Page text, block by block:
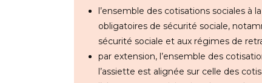
l’ensemble des cotisations sociales à
obligatoires de sécurité sociale,
sécurité sociale et aux régimes de
par extension, l’ensemble des
l’assiette est alignée sur celle des